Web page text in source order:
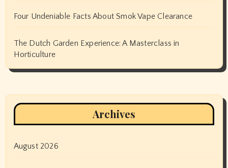
Four Undeniable Facts About Smok Vape Clearance
The Dutch Garden Experience: A Masterclass in
Horticulture
Archives
August 2026